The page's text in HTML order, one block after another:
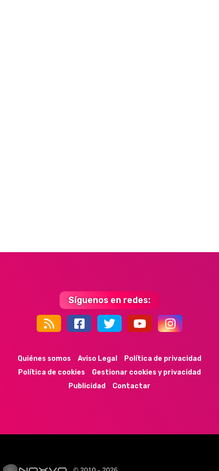
Síguenos en redes:
44k 9k 35k 352
Quiénes somos Aviso Legal
Política de privacidad
Política de cookies
Gestionar cookies y privacidad
Publicidad
Contactar